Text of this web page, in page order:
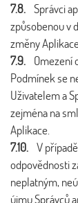
7.8. Správci
způsobenou v
změny
7.9. Omezení
Podmínek se
Uživatelem a
zejména na
Aplikace.
7.10. V
odpovědnosti
neplatným,
újmu Správců